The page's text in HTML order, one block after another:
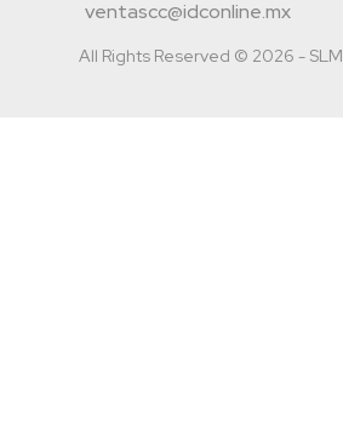
ventascc@idconline.mx
All Rights Reserved © 2026 - SLM